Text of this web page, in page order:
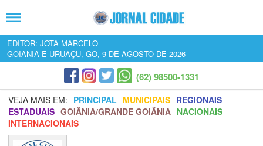
EDITOR: JOTA MARCELO
GOIÂNIA E URUAÇU, GO, 9 DE AGOSTO DE 2026
(62) 98500-1331
VEJA MAIS EM: PRINCIPAL MUNICIPAIS REGIONAIS
ESTADUAIS GOIÂNIA/GRANDE GOIÂNIA NACIONAIS
INTERNACIONAIS